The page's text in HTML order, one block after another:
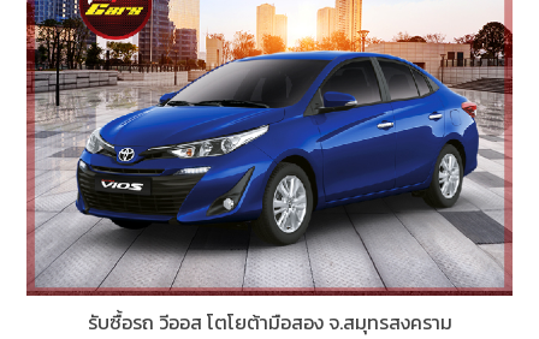
รับซื้อรถ ยารีส โตโยต้ามือสอง จ.สมุทรสงคราม